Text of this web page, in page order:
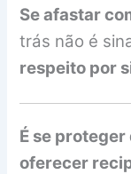
Se afastar
trás não é
respeito por
É se
oferecer